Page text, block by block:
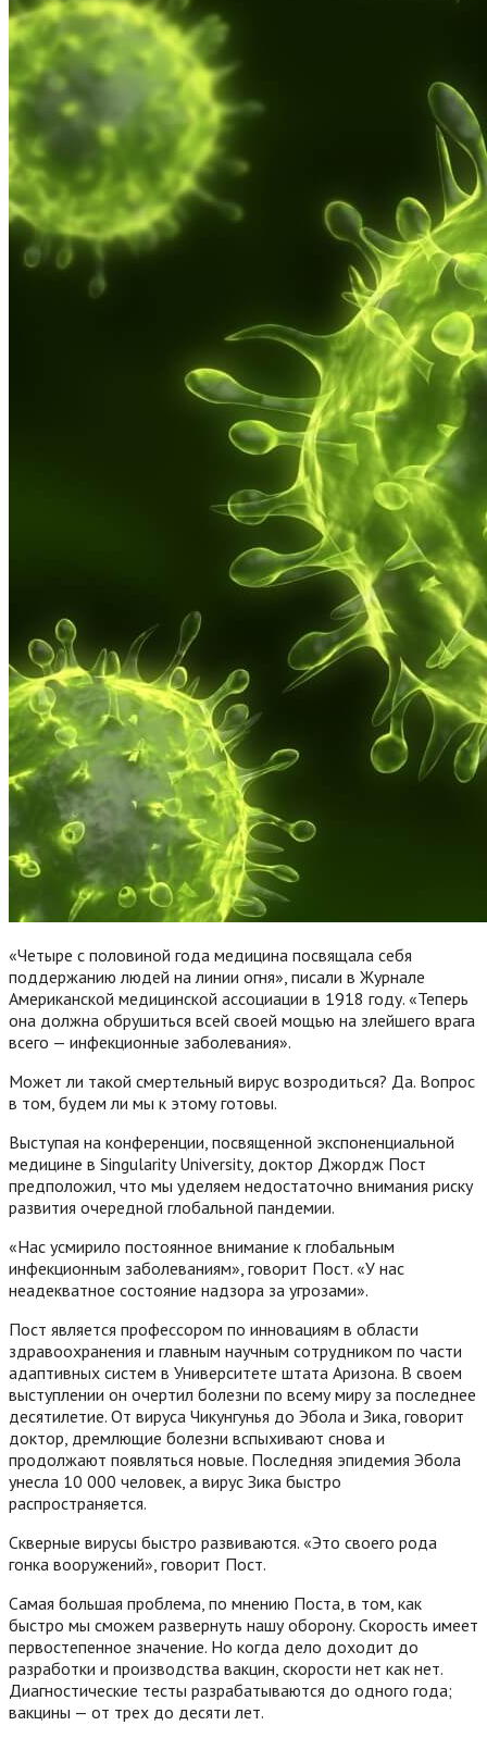
«Четыре с половиной года медицина посвящала себя
поддержанию людей на линии огня», писали в Журнале
Американской медицинской ассоциации в 1918 году. «Теперь
она должна обрушиться всей своей мощью на злейшего врага
всего — инфекционные заболевания».
Может ли такой смертельный вирус возродиться? Да. Вопрос
в том, будем ли мы к этому готовы.
Выступая на конференции, посвященной экспоненциальной
медицине в Singularity University, доктор Джордж Пост
предположил, что мы уделяем недостаточно внимания риску
развития очередной глобальной пандемии.
«Нас усмирило постоянное внимание к глобальным
инфекционным заболеваниям», говорит Пост. «У нас
неадекватное состояние надзора за угрозами».
Пост является профессором по инновациям в области
здравоохранения и главным научным сотрудником по части
адаптивных систем в Университете штата Аризона. В своем
выступлении он очертил болезни по всему миру за последнее
десятилетие. От вируса Чикунгунья до Эбола и Зика, говорит
доктор, дремлющие болезни вспыхивают снова и
продолжают появляться новые. Последняя эпидемия Эбола
унесла 10 000 человек, а вирус Зика быстро
распространяется.
Скверные вирусы быстро развиваются. «Это своего рода
гонка вооружений», говорит Пост.
Самая большая проблема, по мнению Поста, в том, как
быстро мы сможем развернуть нашу оборону. Скорость имеет
первостепенное значение. Но когда дело доходит до
разработки и производства вакцин, скорости нет как нет.
Диагностические тесты разрабатываются до одного года;
вакцины — от трех до десяти лет.